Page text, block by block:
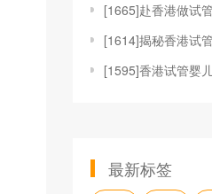
[1665]赴香港做试
[1614]揭秘香港试管婴儿
[1595]香港试管婴儿哪家医
最新标签